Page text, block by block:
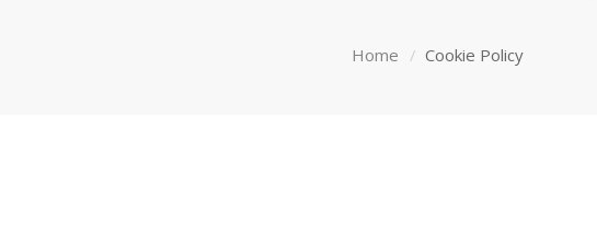
Home Cookie Policy